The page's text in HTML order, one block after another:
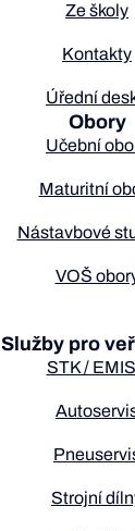
Ze školy
Kontakty
Úřední
Obory
Učební
Maturitní
Nástavbové
VOŠ
Služby pro
STK /
Strojní